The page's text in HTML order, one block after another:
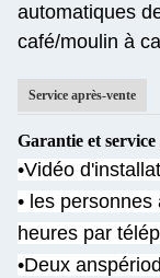
automatiques
café/moulin à
Service après-vente
Garantie et service
•Vidéo
• les personnes
heures par
•Deux ans